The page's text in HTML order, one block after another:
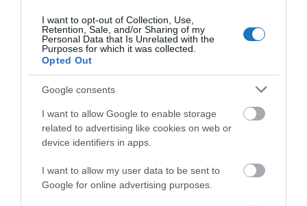
I want to opt-out of Collection, Use,
Retention, Sale, and/or Sharing of my
Personal Data that Is Unrelated with the
Purposes for which it was collected.
Opted Out
Google consents
I want to allow Google to enable storage
related to advertising like cookies on web or
device identifiers in apps.
I want to allow my user data to be sent to
Google for online advertising purposes.